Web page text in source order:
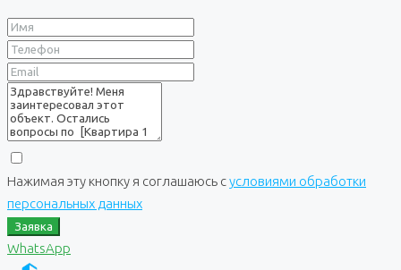
Нажимая эту кнопку я соглашаюсь сусловиями обработки
персональных данных
Заявка
WhatsApp